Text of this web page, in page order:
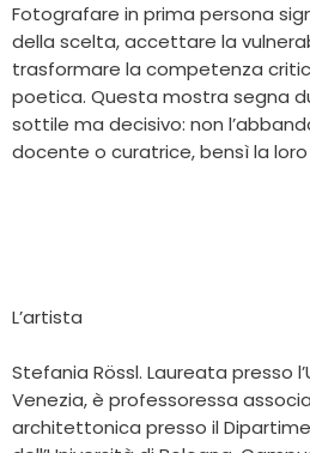
Fotografare in prima persona
della scelta, accettare la
trasformare la competenza
poetica. Questa mostra segna
sottile ma decisivo: non
docente o curatrice, bensì la
L’artista
Stefania Rössl. Laureata presso
Venezia, è professoressa
architettonica presso il